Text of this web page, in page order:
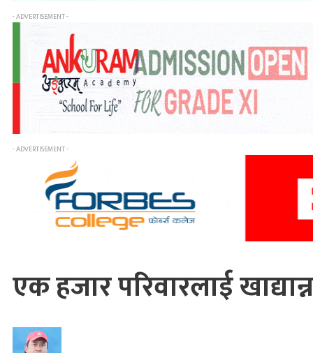
- ADVERTISEMENT -
- ADVERTISEMENT -
एक हजार परिवारलाई